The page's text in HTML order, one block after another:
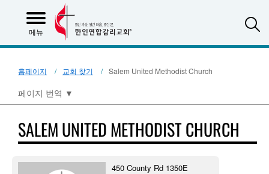
메뉴
홈페이지 교회 찾기 Salem United Methodist Church
페이지 번역 ▼
SALEM UNITED METHODIST CHURCH
450 County Rd 1350E